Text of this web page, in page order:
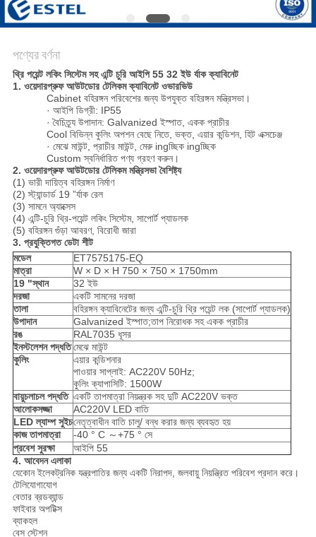
পণ্যের বর্ণনা
থ্রি পয়েন্ট লকিং সিস্টেম সহ এন্টি চুরি আইপি 55 32 ইউ র্যাক ক্যাবিনেট
1. ওয়েদারপ্রুফ আউটডোর টেলিকম ক্যাবিনেট ওভারভিউ
Cabinet বহিরঙ্গন পরিবেশের জন্য উপযুক্ত বহিরঙ্গন মন্ত্রিসভা।
· আইপি ডিগ্রী: IP55
· বৈচিত্র্য উপাদান: Galvanized ইস্পাত, একক প্রাচীর
Cool বিভিন্ন কুলিং অপশন বেছে নিতে, ভক্ত, এয়ার কন্ডিশন, হিট এক্সচেঞ্জ
· মেঝে মাউন্ট, প্রাচীর মাউন্ট, মেরু ingচ্ছিক ingচ্ছিক
Custom স্বনির্ধারিত পণ্য গ্রহণ করুন।
2. ওয়েদারপ্রুফ আউটডোর টেলিকম মন্ত্রিসভা বৈশিষ্ট্য
(1) ভারী দায়িত্ব বহিরঙ্গন নির্মাণ
(2) স্ট্যান্ডার্ড 19 ”র্যাক রেল
(3) সামনে অ্যাক্সেস
(4) এন্টি-চুরি থ্রি-পয়েন্ট লকিং সিস্টেম, সাপোর্ট প্যাডলক
(5) বহিরঙ্গন গুঁড়া আবরণ, বিরোধী জারা
3. প্রযুক্তিগত ডেটা শীট
মডেল
ET7575175-EQ
মাত্রা
W × D × H 750 × 750 × 1750mm
19 "স্থান
32 ইউ
দরজা
একটি সামনের দরজা
তালা
বহিরঙ্গন ক্যাবিনেটের জন্য এন্টি-চুরি থ্রি পয়েন্ট লক (সাপোর্ট প্যাডলক)
উপাদান
Galvanized ইস্পাত;তাপ নিরোধক সহ একক প্রাচীর
রঙ
RAL7035 ধূসর
ইনস্টলেশন পদ্ধতিমেঝে মাউন্ট
কুলিং
এয়ার কন্ডিশনার
পাওয়ার সাপ্লাই: AC220V 50Hz;
কুলিং ক্যাপাসিটি: 1500W
বায়ুচলাচল পদ্ধতি একটি তাপমাত্রা নিয়ন্ত্রক সহ দুটি AC220V ভক্ত
আলোকসজ্জা
AC220V LED বাতি
LED ল্যাম্প সুইচনেতৃত্বাধীন বাতি চালু/ বন্ধ করার জন্য ব্যবহৃত হয়
কাজ তাপমাত্রা
-40 ° C ～+75 ° সে
প্রবেশ সুরক্ষা
আইপি 55
4. আবেদন এলাকা
যেকোন ইলেকট্রনিক যন্ত্রপাতির জন্য একটি নিরাপদ, জলবায়ু নিয়ন্ত্রিত পরিবেশ প্রদান করে।
টেলিযোগাযোগ
বেতার ব্রডব্যান্ড
ফাইবার অপটিক্স
ব্যাকহল
বেস স্টেশন